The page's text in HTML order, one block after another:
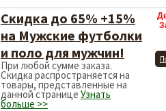
Скидка до 65% +15%
на Мужские футболки
и поло для мужчин!
При любой сумме заказа.
Скидка распространяется на
товары, представленные на
данной странице Узнать
больше >>